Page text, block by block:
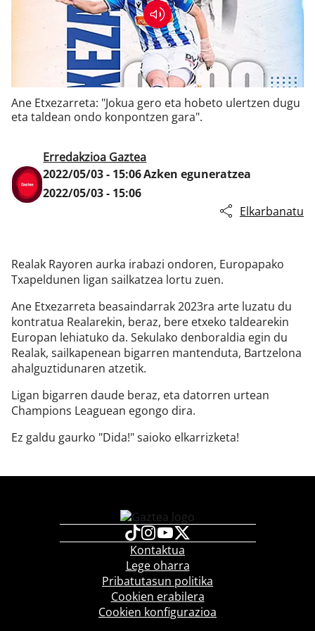
Klisk
Ane Etxezarreta: "Jokua gero eta hobeto ulertzen dugu
eta taldean ondo konpontzen gara".
Erredakzioa Gaztea
2022/05/03 - 15:06Azken eguneratzea
2022/05/03 - 15:06
Elkarbanatu
Realak Rayoren aurka irabazi ondoren, Europapako
Txapeldunen ligan sailkatzea lortu zuen.
Ane Etxezarreta beasaindarrak 2023ra arte luzatu du
kontratua Realarekin, beraz, bere etxeko taldearekin
Europan lehiatuko da. Sekulako denboraldia egin du
Realak, sailkapenean bigarren mantenduta, Bartzelona
ahalguztidunaren atzetik.
Ligan bigarren daude beraz, eta datorren urtean
Champions Leaguean egongo dira.
Ez galdu gaurko "Dida!" saioko elkarrizketa!
Kontaktua
Lege oharra
Pribatutasun politika
Cookien erabilera
Cookien konfigurazioa